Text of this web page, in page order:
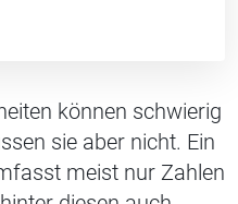
können schwierig
sie aber nicht. Ein
meist nur Zahlen